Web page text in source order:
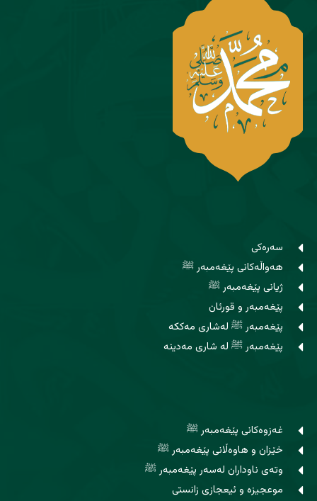
سەرەکی
هەواڵەکانی پێغەمبەر ﷺ
ژیانی پێغەمبەر ﷺ
پێغەمبەر و قورئان
پێغەمبەر ﷺ لەشاری مەککە
پێغەمبەر ﷺ لە شاری مەدینە
غەزوەکانی پێغەمبەر ﷺ
خێزان و هاوه‌ڵانی پێغەمبەر ﷺ
وتەی ناوداران لەسەر پێغەمبەر ﷺ
موعجیزە و ئیعجازی زانستی